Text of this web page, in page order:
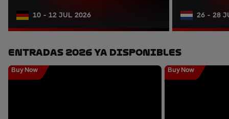
10 - 12 JUL 2026 26 - 28
Entradas 2026 Ya Disponibles
Buy Now Buy Now